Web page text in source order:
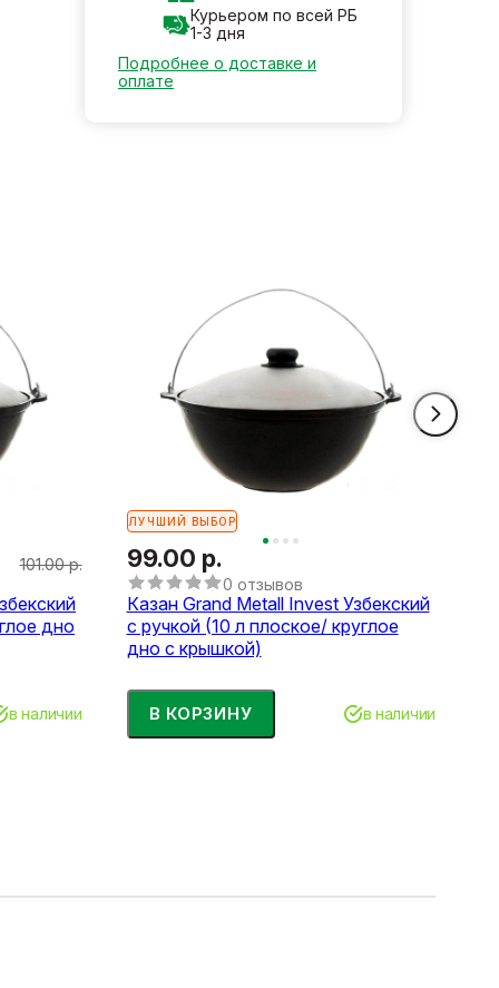
Курьером по всей РБ
1-3 дня
Подробнее о доставке и
оплате
101.00 р.
дно
в наличии
ЛУЧШИЙ ВЫБОР
99.00 р.
0 отзывов
Казан Grand Metall Invest Узбекский
с ручкой (10 л плоское/ круглое
дно с крышкой)
В КОРЗИНУ в наличии